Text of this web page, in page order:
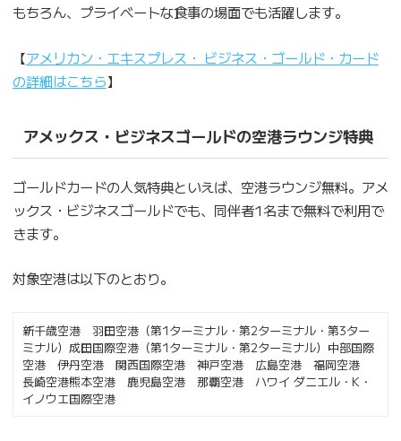
もちろん、プライベートな食事の場面でも活躍します。
【アメリカン・エキスプレス・ ビジネス・ゴールド・カード
の詳細はこちら】
アメックス・ビジネスゴールドの空港ラウンジ特典
ゴールドカードの人気特典といえば、空港ラウンジ無料。アメ
ックス・ビジネスゴールドでも、同伴者1名まで無料で利用で
きます。
対象空港は以下のとおり。
新千歳空港 羽田空港（第1ターミナル・第2ターミナル・第3ター
ミナル）成田国際空港（第1ターミナル・第2ターミナル）中部国際
空港 伊丹空港 関西国際空港 神戸空港 広島空港 福岡空港
長崎空港熊本空港 鹿児島空港 那覇空港 ハワイ ダニエル・K・
イノウエ国際空港